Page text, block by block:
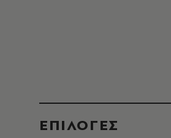
EΠΙΛΟΓΈΣ